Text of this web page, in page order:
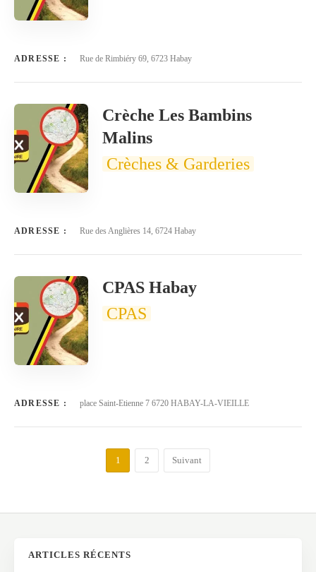
ADRESSE : Rue de Rimbiéry 69, 6723 Habay
Crèche Les Bambins
Malins
Crèches & Garderies
ADRESSE : Rue des Anglières 14, 6724 Habay
CPAS Habay
CPAS
ADRESSE : place Saint-Etienne 7 6720 HABAY-LA-VIEILLE
1 2 Suivant
ARTICLES RÉCENTS